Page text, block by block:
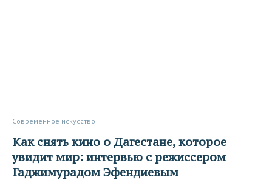
Современное искусство
Как снять кино о Дагестане, которое
увидит мир: интервью с режиссером
Гаджимурадом Эфендиевым